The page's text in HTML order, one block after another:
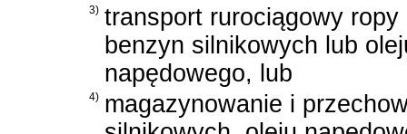
3) transport rurociągowy ropy
benzyn silnikowych lub
napędowego, lub
4) magazynowanie i